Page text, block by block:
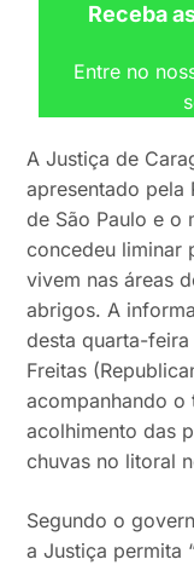
Receba
Entre no
A Justiça de
apresentado pela
de São Paulo e
concedeu liminar
vivem nas áreas
abrigos. A
desta quarta-
Freitas
acompanhando o
acolhimento das
chuvas no litoral
Segundo o
a Justiça permita